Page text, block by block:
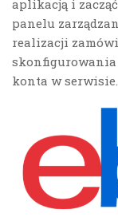
aplikacją i
panelu
realizacji
konta w serwisie.